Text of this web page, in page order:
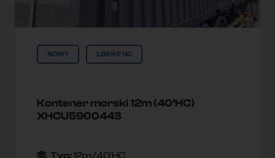
NOWY 12M/40'HC
Kontener morski 12m (40’HC)
XHCU5900443
Typ:12m/40'HC